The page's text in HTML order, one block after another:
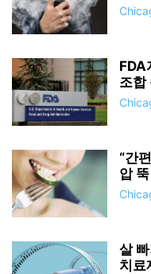
FDA
조합
“간
압
살
치료